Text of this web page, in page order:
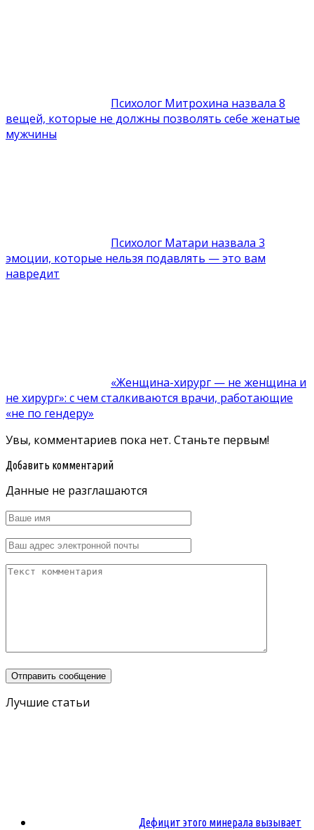
Психолог Митрохина назвала 8
вещей, которые не должны позволять себе женатые
мужчины
Психолог Матари назвала 3
эмоции, которые нельзя подавлять — это вам
навредит
«Женщина-хирург — не женщина и
не хирург»: с чем сталкиваются врачи, работающие
«не по гендеру»
Увы, комментариев пока нет. Станьте первым!
Добавить комментарий
Данные не разглашаются
Лучшие статьи
Дефицит этого минерала вызывает